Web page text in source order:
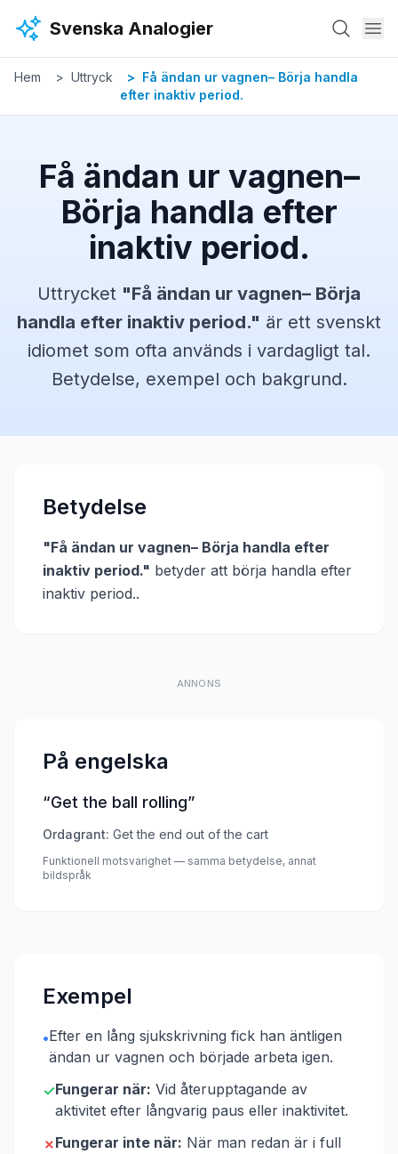
Svenska Analogier
Hem Uttryck
Få ändan ur vagnen– Börja handla
efter inaktiv period.
Få ändan ur vagnen–
Börja handla efter
inaktiv period.
Uttrycket "Få ändan ur vagnen– Börja
handla efter inaktiv period." är ett svenskt
idiomet som ofta används i vardagligt tal.
Betydelse, exempel och bakgrund.
Betydelse
"Få ändan ur vagnen– Börja handla efter
inaktiv period." betyder att börja handla efter
inaktiv period..
ANNONS
På engelska
“Get the ball rolling”
Ordagrant: Get the end out of the cart
Funktionell motsvarighet — samma betydelse, annat
bildspråk
Exempel
•Efter en lång sjukskrivning fick han äntligen
ändan ur vagnen och började arbeta igen.
✓Fungerar när: Vid återupptagande av
aktivitet efter långvarig paus eller inaktivitet.
✗Fungerar inte när: När man redan är i full